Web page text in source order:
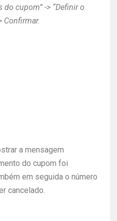
do cupom” -> “Definir o
Confirmar.
a mensagem
do cupom foi
em seguida o número
cancelado.